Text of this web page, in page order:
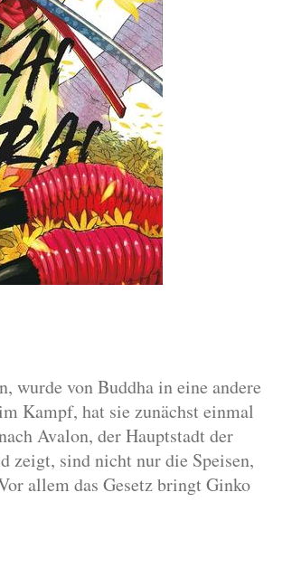
wurde von Buddha in eine andere
Kampf, hat sie zunächst einmal
Avalon, der Hauptstadt der
zeigt, sind nicht nur die Speisen,
allem das Gesetz bringt Ginko